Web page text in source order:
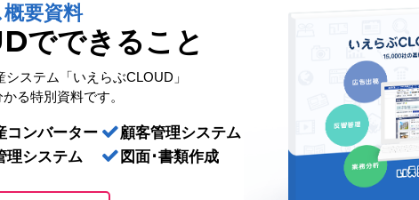
要資料
でできること
システム「いえらぶCLOUD」
る特別資料です。
コンバーター
理システム
顧客管理システム
図面･書類作成